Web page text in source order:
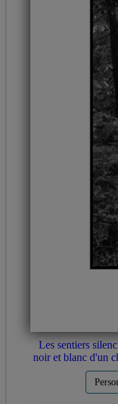
Les sentiers
noir et blanc d'un